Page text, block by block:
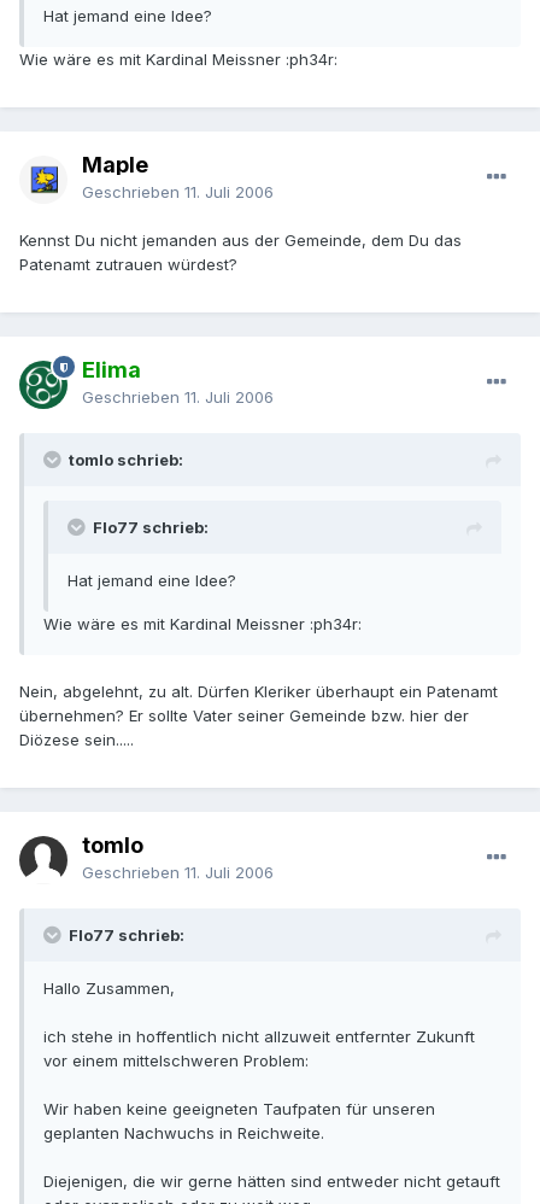
Hat jemand eine Idee?
Wie wäre es mit Kardinal Meissner :ph34r:
Maple
Geschrieben 11. Juli 2006
Kennst Du nicht jemanden aus der Gemeinde, dem Du das
Patenamt zutrauen würdest?
Elima
Geschrieben 11. Juli 2006
tomlo schrieb:
Flo77 schrieb:
Hat jemand eine Idee?
Wie wäre es mit Kardinal Meissner :ph34r:
Nein, abgelehnt, zu alt. Dürfen Kleriker überhaupt ein Patenamt
übernehmen? Er sollte Vater seiner Gemeinde bzw. hier der
Diözese sein.....
tomlo
Geschrieben 11. Juli 2006
Flo77 schrieb:
Hallo Zusammen,
ich stehe in hoffentlich nicht allzuweit entfernter Zukunft
vor einem mittelschweren Problem:
Wir haben keine geeigneten Taufpaten für unseren
geplanten Nachwuchs in Reichweite.
Diejenigen, die wir gerne hätten sind entweder nicht getauft